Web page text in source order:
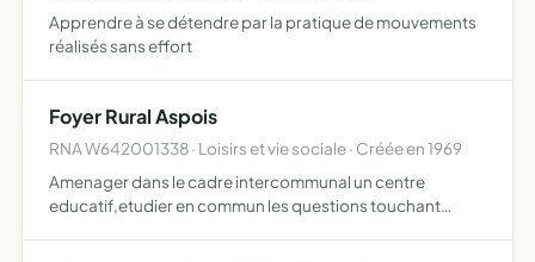
Apprendre à se détendre par la pratique de mouvements
réalisés sans effort
Foyer Rural Aspois
RNA W642001338 · Loisirs et vie sociale · Créée en 1969
Amenager dans le cadre intercommunal un centre
educatif,etudier en commun les questions touchant